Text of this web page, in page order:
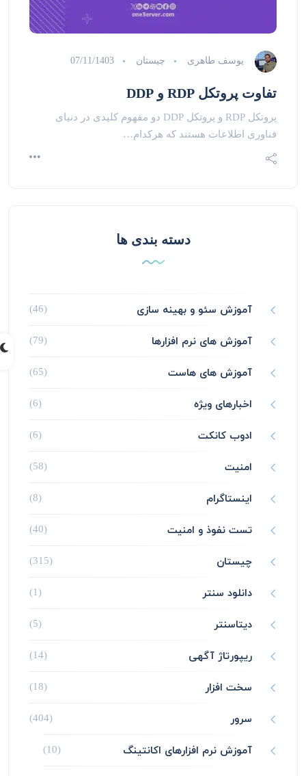
یوسف طاهری چیستان 07/11/1403
تفاوت پروتکل RDP و DDP
پروتکل RDP و پروتکل DDP دو مفهوم کلیدی در دنیای
فناوری اطلاعات هستند که هرکدام…
دسته بندی ها
آموزش سئو و بهینه سازی
آموزش های نرم افزارها
آموزش های هاست
اخبارهای ویژه
ادوب کانکت
امنیت
اینستاگرام
تست نفوذ و امنیت
چیستان
دانلود سنتر
دیتاسنتر
ریپورتاژ آگهی
سخت افزار
سرور
آموزش نرم افزارهای اکانتینگ